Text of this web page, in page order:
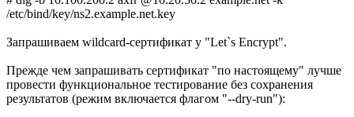
/etc/bind/key/ns2.example.net.key
Запрашиваем wildcard-сертификат у "Let`s Encrypt".
Прежде чем запрашивать сертификат "по настоящему" лучше
провести функциональное тестирование без сохранения
результатов (режим включается флагом "--dry-run"):